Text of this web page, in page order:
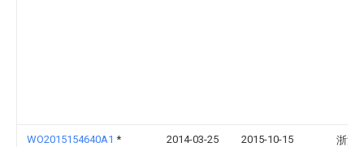
WO2015154640A1 * 2014-03-25 2015-10-15
浙江